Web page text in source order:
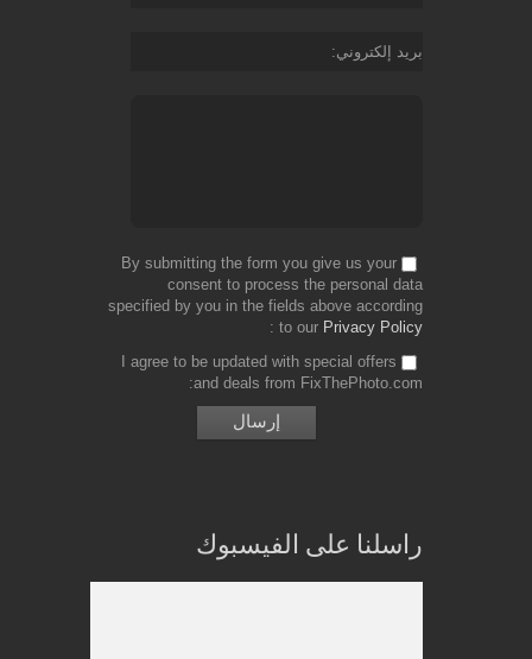
بريد إلكتروني
By submitting the form you give us your
consent to process the personal data
specified by you in the fields above according
to our Privacy Policy
I agree to be updated with special offers
and deals from FixThePhoto.com
راسلنا على الفيسبوك